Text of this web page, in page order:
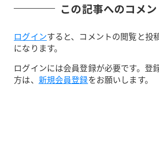
この記事へのコメン
ログインすると、コメントの閲覧と投
になります。
ログインには会員登録が必要です。登
方は、 新規会員登録をお願いします。